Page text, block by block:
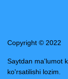
Copyright © 2022
Saytdan ma'lumot
ko'rsatilishi lozim.